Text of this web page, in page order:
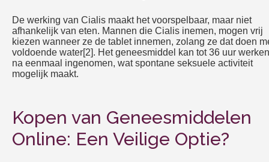
De werking van Cialis maakt het voorspelbaar, maar niet
afhankelijk van eten. Mannen die Cialis inemen, mogen vrij
kiezen wanneer ze de tablet innemen, zolang ze dat doen
voldoende water[2]. Het geneesmiddel kan tot 36 uur werken
na eenmaal ingenomen, wat spontane seksuele activiteit
mogelijk maakt.
Kopen van Geneesmiddelen
Online: Een Veilige Optie?